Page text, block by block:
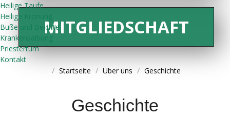
Heilige Taufe
Heilige Krönung
Buße und Beichte
Krankensalbung
Priestertum
Kontakt
MITGLIEDSCHAFT
Startseite Über uns Geschichte
Geschichte